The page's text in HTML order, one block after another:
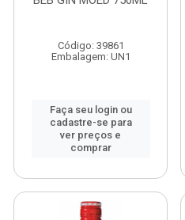
Código: 39861
Embalagem: UN1
Faça seu login ou
cadastre-se para
ver preços e
comprar